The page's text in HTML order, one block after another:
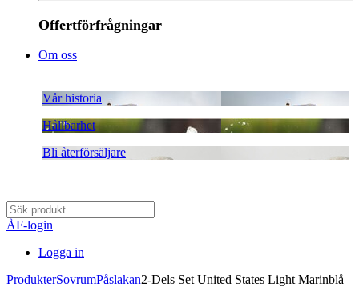
Offertförfrågningar
Om oss
Vår historia
Hållbarhet
Bli återförsäljare
ÅF-login
Logga in
ProdukterSovrumPåslakan2-Dels Set United States Light Marinblå